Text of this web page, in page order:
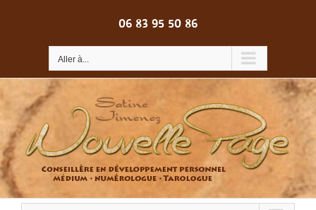
06 83 95 50 86
Aller à...